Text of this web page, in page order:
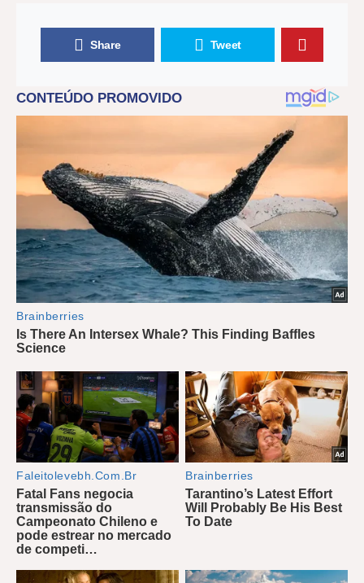
Share Tweet